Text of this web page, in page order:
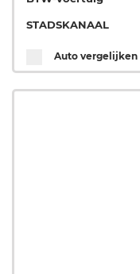
STADSKANAAL
Auto vergelijken